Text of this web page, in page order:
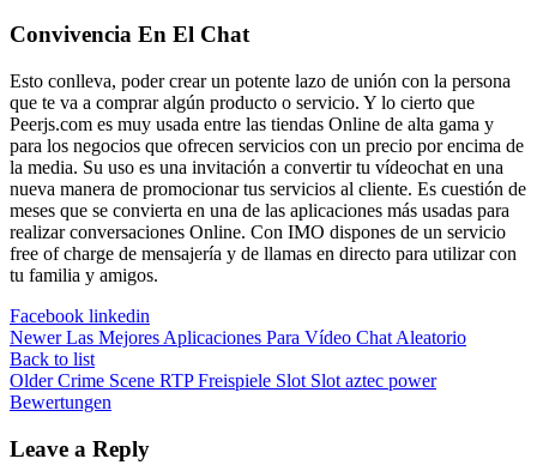
Convivencia En El Chat
Esto conlleva, poder crear un potente lazo de unión con la persona
que te va a comprar algún producto o servicio. Y lo cierto que
Peerjs.com es muy usada entre las tiendas Online de alta gama y
para los negocios que ofrecen servicios con un precio por encima de
la media. Su uso es una invitación a convertir tu vídeochat en una
nueva manera de promocionar tus servicios al cliente. Es cuestión de
meses que se convierta en una de las aplicaciones más usadas para
realizar conversaciones Online. Con IMO dispones de un servicio
free of charge de mensajería y de llamas en directo para utilizar con
tu familia y amigos.
Facebook linkedin
Newer Las Mejores Aplicaciones Para Vídeo Chat Aleatorio
Back to list
Older Crime Scene RTP Freispiele Slot Slot aztec power
Bewertungen
Leave a Reply